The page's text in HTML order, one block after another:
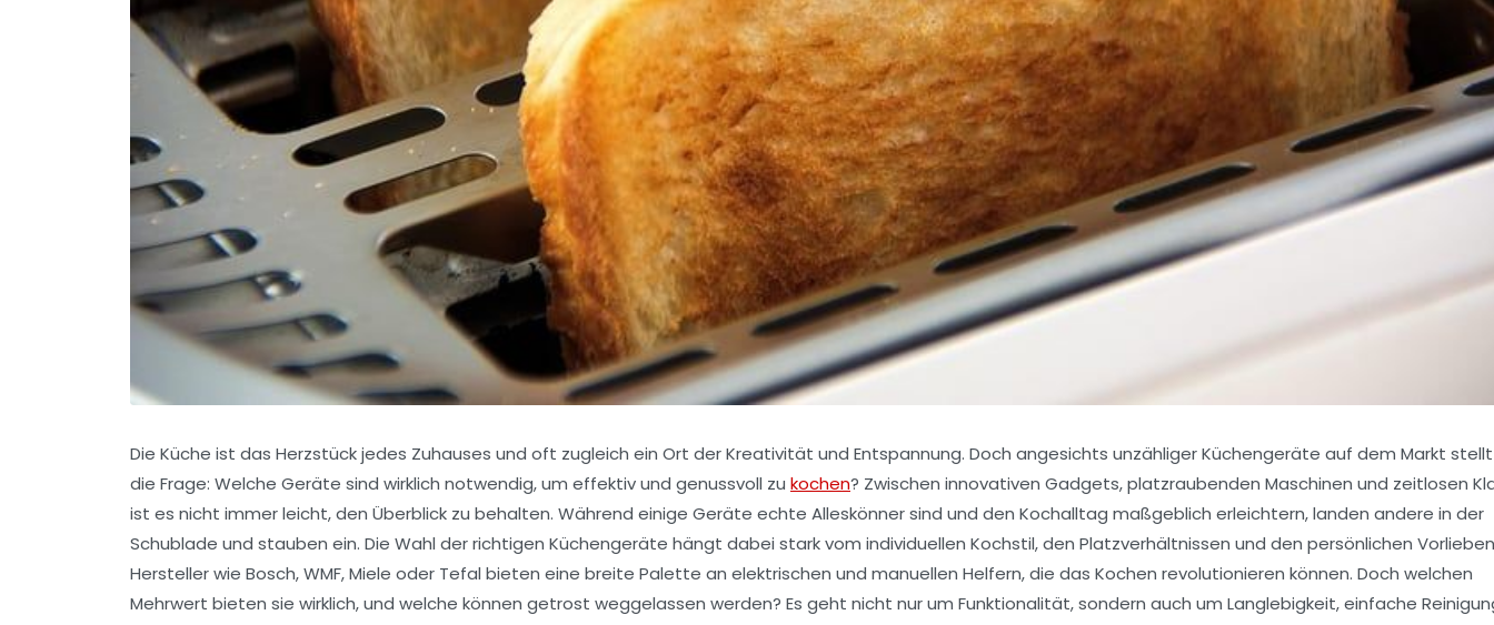
Die Küche ist das Herzstück jedes Zuhauses und oft zugleich ein Ort der Kreativität und Entspannung. Doch angesichts unzähliger Küchengeräte auf dem Markt
die Frage: Welche Geräte sind wirklich notwendig, um effektiv und genussvoll zu kochen? Zwischen innovativen Gadgets, platzraubenden Maschinen und zeitlosen
ist es nicht immer leicht, den Überblick zu behalten. Während einige Geräte echte Alleskönner sind und den Kochalltag maßgeblich erleichtern, landen andere in der
Schublade und stauben ein. Die Wahl der richtigen Küchengeräte hängt dabei stark vom individuellen Kochstil, den Platzverhältnissen und den persönlichen
Hersteller wie Bosch, WMF, Miele oder Tefal bieten eine breite Palette an elektrischen und manuellen Helfern, die das Kochen revolutionieren können. Doch welchen
Mehrwert bieten sie wirklich, und welche können getrost weggelassen werden? Es geht nicht nur um Funktionalität, sondern auch um Langlebigkeit, einfache